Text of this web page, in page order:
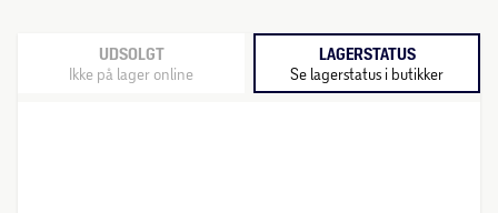
UDSOLGT
Ikke på lager online
LAGERSTATUS
Se lagerstatus i butikker